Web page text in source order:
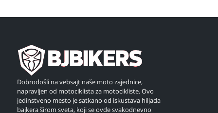
Dobrodošli na vebsajt naše moto zajednice,
napravljen od motociklista za motocikliste. Ovo
jedinstveno mesto je satkano od iskustava hiljada
bajkera širom sveta, koji se ovde svakodnevno